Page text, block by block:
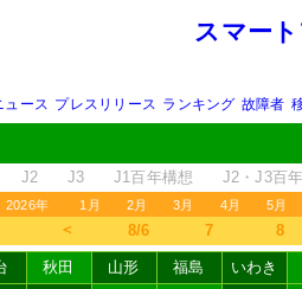
スマー
ュース プレスリリース ランキング 故障者
J2 J3 J1百年構想 J2・J3百
2026年 1月 2月 3月 4月 5月
＜ 8/6 7 8
秋田 山形 福島
いわき